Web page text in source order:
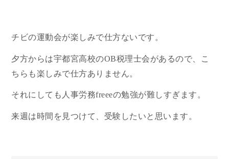
チビの運動会が楽しみで仕方ないです。
夕方からは宇都宮高校のOB税理士会があるので、こ
ちらも楽しみで仕方ありません。
それにしても人事労務freeeの勉強が難しすぎます。
来週は時間を見つけて、受験したいと思います。